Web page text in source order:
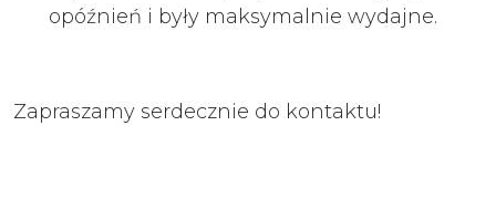
opóźnień i były maksymalnie wydajne.
Zapraszamy serdecznie do kontaktu!